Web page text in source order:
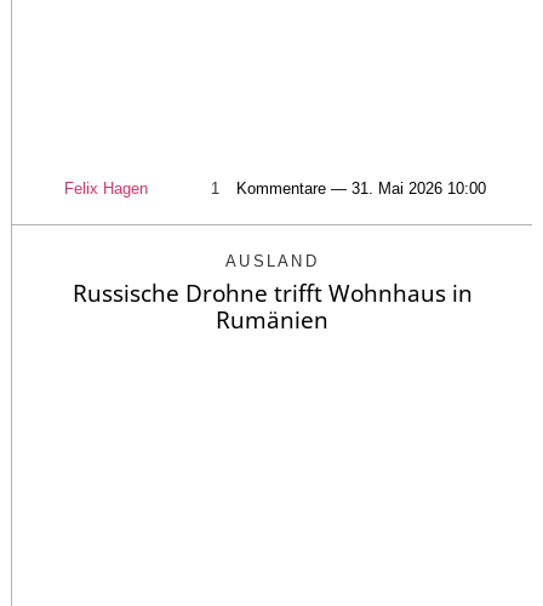
Felix Hagen 1 Kommentare — 31. Mai 2026 10:00
AUSLAND
Russische Drohne trifft Wohnhaus in
Rumänien